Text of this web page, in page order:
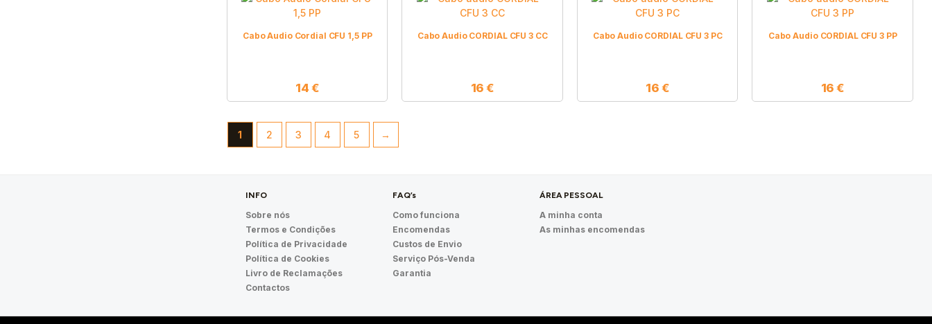
Cabo Audio Cordial CFU 1,5 PP
14 €
Cabo Audio CORDIAL CFU 3 CC
16€
Cabo Audio CORDIAL CFU 3 PC
16 €
Cabo Audio CORDIAL CFU 3 PP
16€
1 2 3 4 5 →
INFO
Sobre nós
Termos e Condições
Política de Privacidade
Política de Cookies
Livro de Reclamações
Contactos
FAQ’s
Como funciona
Encomendas
Custos de Envio
Serviço Pós-Venda
Garantia
ÁREA PESSOAL
A minha conta
As minhas encomendas